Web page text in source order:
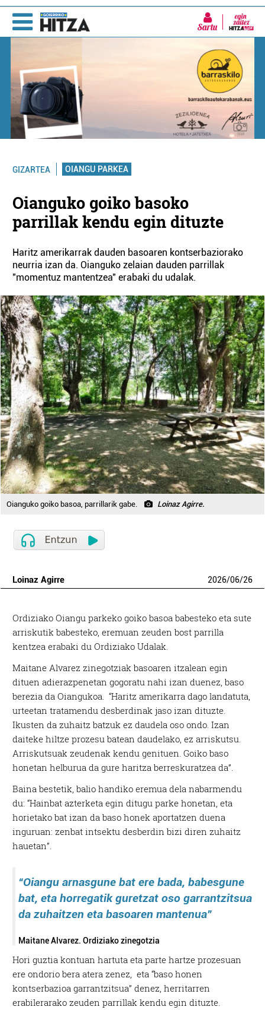
Sartu
GIZARTEA OIANGU PARKEA
Oianguko goiko basoko
parrillak kendu egin dituzte
Haritz amerikarrak dauden basoaren kontserbaziorako
neurria izan da. Oianguko zelaian dauden parrillak
"momentuz mantentzea" erabaki du udalak.
Oianguko goiko basoa, parrillarik gabe. Loinaz Agirre.
Loinaz Agirre 2026/06/26
Ordiziako Oiangu parkeko goiko basoa babesteko eta sute
arriskutik babesteko, eremuan zeuden bost parrilla
kentzea erabaki du Ordiziako Udalak.
Maitane Alvarez zinegotziak basoaren itzalean egin
dituen adierazpenetan gogoratu nahi izan duenez, baso
berezia da Oiangukoa. “Haritz amerikarra dago landatuta,
urteetan tratamendu desberdinak jaso izan dituzte.
Ikusten da zuhaitz batzuk ez daudela oso ondo. Izan
daiteke hiltze prozesu batean daudelako, ez arriskutsu.
Arriskutsuak zeudenak kendu genituen. Goiko baso
honetan helburua da gure haritza berreskuratzea da”.
Baina bestetik, balio handiko eremua dela nabarmendu
du: “Hainbat azterketa egin ditugu parke honetan, eta
horietako bat izan da baso honek aportatzen duena
inguruan: zenbat intsektu desberdin bizi diren zuhaitz
hauetan”.
“Oiangu arnasgune bat ere bada, babesgune
bat, eta horregatik guretzat oso garrantzitsua
da zuhaitzen eta basoaren mantenua”
Maitane Alvarez. Ordiziako zinegotzia
Hori guztia kontuan hartuta eta parte hartze prozesuan
ere ondorio bera atera zenez, eta “baso honen
kontserbazioa garrantzitsua” denez, herritarren
erabilerarako zeuden parrillak kendu egin dituzte.